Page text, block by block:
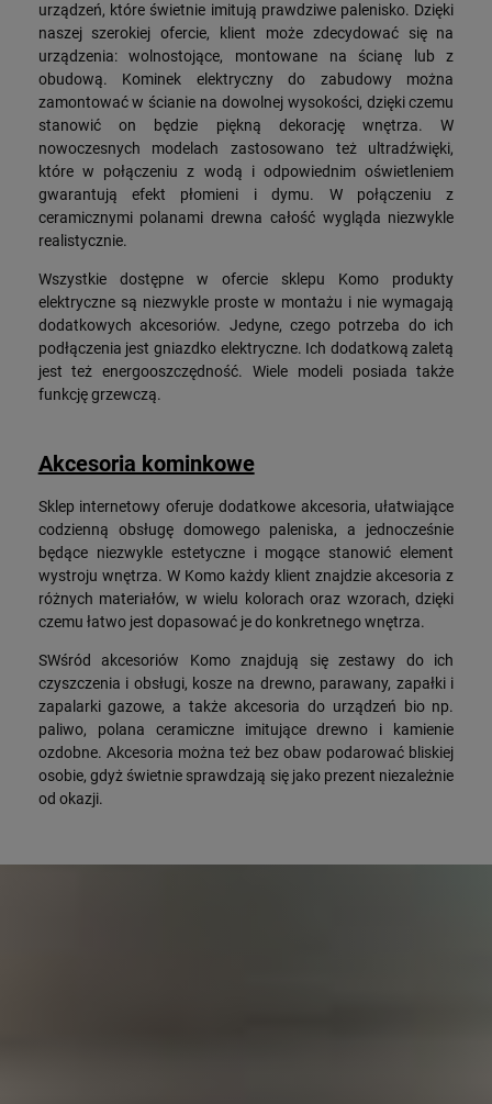
urządzeń, które świetnie imitują prawdziwe palenisko. Dzięki
naszej szerokiej ofercie, klient może zdecydować się na
urządzenia: wolnostojące, montowane na ścianę lub z
obudową. Kominek elektryczny do zabudowy można
zamontować w ścianie na dowolnej wysokości, dzięki czemu
stanowić on będzie piękną dekorację wnętrza. W
nowoczesnych modelach zastosowano też ultradźwięki,
które w połączeniu z wodą i odpowiednim oświetleniem
gwarantują efekt płomieni i dymu. W połączeniu z
ceramicznymi polanami drewna całość wygląda niezwykle
realistycznie.
Wszystkie dostępne w ofercie sklepu Komo produkty
elektryczne są niezwykle proste w montażu i nie wymagają
dodatkowych akcesoriów. Jedyne, czego potrzeba do ich
podłączenia jest gniazdko elektryczne. Ich dodatkową zaletą
jest też energooszczędność. Wiele modeli posiada także
funkcję grzewczą.
Akcesoria kominkowe
Sklep internetowy oferuje dodatkowe akcesoria, ułatwiające
codzienną obsługę domowego paleniska, a jednocześnie
będące niezwykle estetyczne i mogące stanowić element
wystroju wnętrza. W Komo każdy klient znajdzie akcesoria z
różnych materiałów, w wielu kolorach oraz wzorach, dzięki
czemu łatwo jest dopasować je do konkretnego wnętrza.
SWśród akcesoriów Komo znajdują się zestawy do ich
czyszczenia i obsługi, kosze na drewno, parawany, zapałki i
zapalarki gazowe, a także akcesoria do urządzeń bio np.
paliwo, polana ceramiczne imitujące drewno i kamienie
ozdobne. Akcesoria można też bez obaw podarować bliskiej
osobie, gdyż świetnie sprawdzają się jako prezent niezależnie
od okazji.